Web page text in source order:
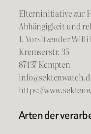
Elterninitiative zur
Abhängigkeit und
1. Vorsitzender Willi
Kremserstr. 35
87437 Kempten
https://
Arten der